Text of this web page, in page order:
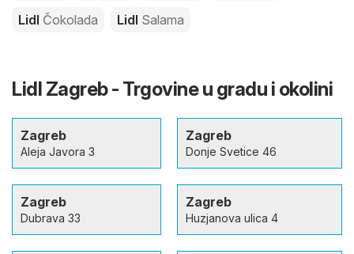
Lidl Čokolada Lidl Salama
Lidl Zagreb - Trgovine u gradu i okolini
Zagreb
Aleja Javora 3
Zagreb
Donje Svetice 46
Zagreb
Dubrava 33
Zagreb
Huzjanova ulica 4